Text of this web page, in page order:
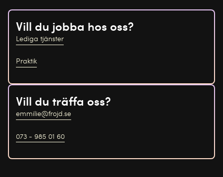
Vill du jobba hos oss?
Lediga tjänster
Praktik
Vill du träffa oss?
emmilie@frojd.se
073 - 985 01 60